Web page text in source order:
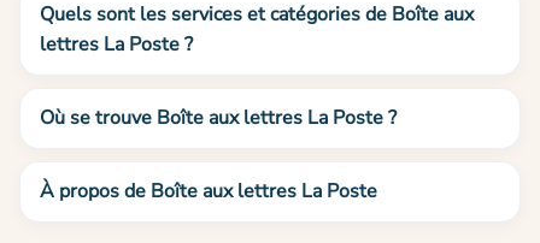
Quels sont les services et catégories de Boîte aux
lettres La Poste ?
Où se trouve Boîte aux lettres La Poste ?
À propos de Boîte aux lettres La Poste